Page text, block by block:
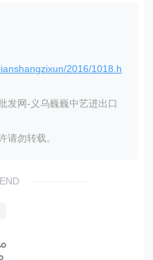
2016/1018.h
发网-义乌巍巍中艺进出口
请勿转载。